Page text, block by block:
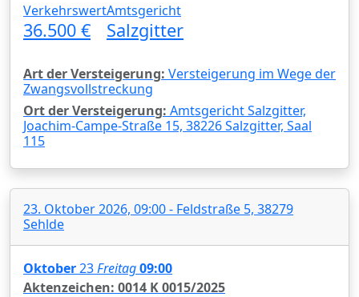
Verkehrswert
36.500 €
Amtsgericht
Salzgitter
Art der Versteigerung: Versteigerung im Wege der
Zwangsvollstreckung
Ort der Versteigerung: Amtsgericht Salzgitter,
Joachim-Campe-Straße 15, 38226 Salzgitter, Saal
115
23. Oktober 2026, 09:00 - Feldstraße 5, 38279
Sehlde
Oktober23Freitag09:00
Aktenzeichen: 0014 K 0015/2025